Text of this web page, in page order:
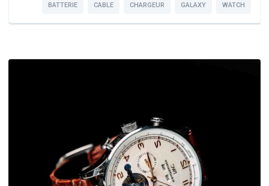
BATTERIE CABLE CHARGEUR GALAXY WATCH